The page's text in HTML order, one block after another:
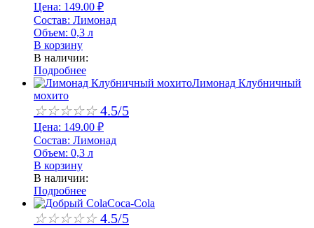
Цена: 149.00 ₽
Состав: Лимонад
Объем: 0,3 л
В корзину
В наличии:
Подробнее
Лимонад Клубничный
мохито
☆☆☆☆☆ 4.5/5
Цена: 149.00 ₽
Состав: Лимонад
Объем: 0,3 л
В корзину
В наличии:
Подробнее
Coca-Cola
☆☆☆☆☆ 4.5/5